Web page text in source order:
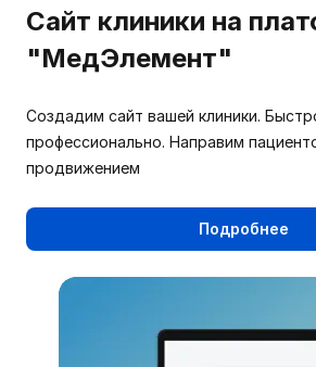
Сайт клиники на
"МедЭлемент"
Создадим сайт вашей клиники.
профессионально. Направим
продвижением
Подробнее